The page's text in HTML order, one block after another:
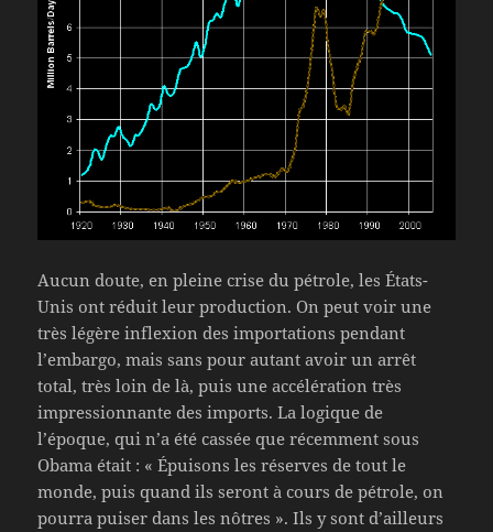
Aucun doute, en pleine crise du pétrole, les États-
Unis ont réduit leur production. On peut voir une
très légère inflexion des importations pendant
l’embargo, mais sans pour autant avoir un arrêt
total, très loin de là, puis une accélération très
impressionnante des imports. La logique de
l’époque, qui n’a été cassée que récemment sous
Obama était : « Épuisons les réserves de tout le
monde, puis quand ils seront à cours de pétrole, on
pourra puiser dans les nôtres ». Ils y sont d’ailleurs